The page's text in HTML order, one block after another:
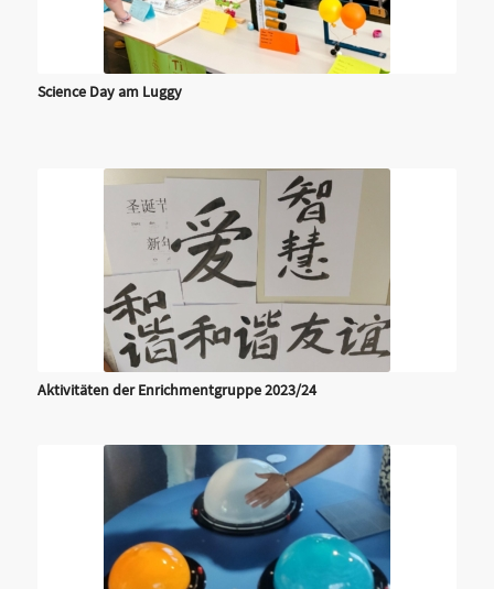
Science Day am Luggy
Aktivitäten der Enrichmentgruppe 2023/24